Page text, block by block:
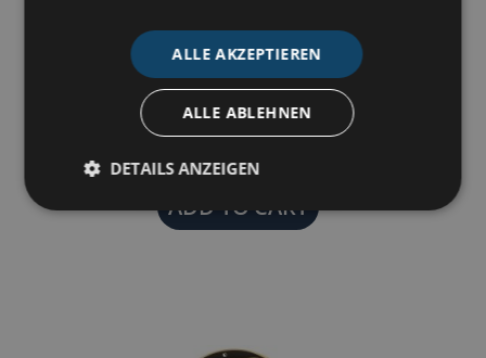
684RFPO | Regatta quartz clock
ADD TO CART
ALLE AKZEPTIEREN
ALLE ABLEHNEN
DETAILS ANZEIGEN